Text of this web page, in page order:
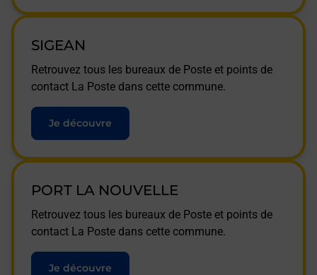
SIGEAN
Retrouvez tous les bureaux de Poste et points de
contact La Poste dans cette commune.
Je découvre
PORT LA NOUVELLE
Retrouvez tous les bureaux de Poste et points de
contact La Poste dans cette commune.
Je découvre